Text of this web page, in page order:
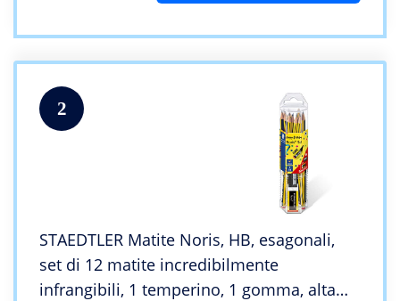
2
STAEDTLER Matite Noris, HB, esagonali,
set di 12 matite incredibilmente
infrangibili, 1 temperino, 1 gomma, alta